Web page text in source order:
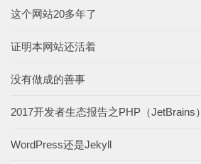
这个网站20多年了
证明本网站还活着
没有做成的善事
2017开发者生态报告之PHP（JetBrains）
WordPress还是Jekyll